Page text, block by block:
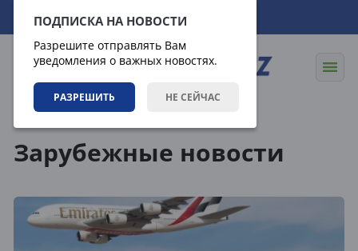
ПОДПИСКА НА НОВОСТИ
Разрешите отправлять Вам
уведомления о важных новостях.
РАЗРЕШИТЬ НЕ СЕЙЧАС
07.08.2026 20:27:38
Зарубежные новости